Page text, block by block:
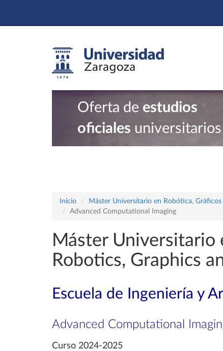
Oferta de estudios
oficiales universitarios
Inicio Máster Universitario en Robótica,
Advanced Computational Imaging
Máster Universitario
Robotics, Graphics
Escuela de Ingeniería y
Advanced Computational
Curso 2024-2025